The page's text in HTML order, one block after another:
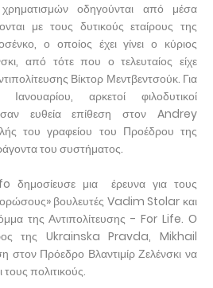
οδηγούνται από μέσα
με τους δυτικούς εταίρους της
ο οποίος έχει γίνει ο κύριος
από τότε που ο τελευταίος είχε
Βίκτορ Μεντβεντσούκ. Για
αρκετοί φιλοδυτικοί
ευθεία επίθεση στον Andrey
του γραφείου του Προέδρου της
του συστήματος.
δημοσίευσε μια έρευνα για τους
βουλευτές Vadim Stolar και
της Αντιπολίτευσης - For Life. Ο
της Ukrainska Pravda, Mikhail
Πρόεδρο Βλαντιμίρ Ζελένσκι να
πολιτικούς.